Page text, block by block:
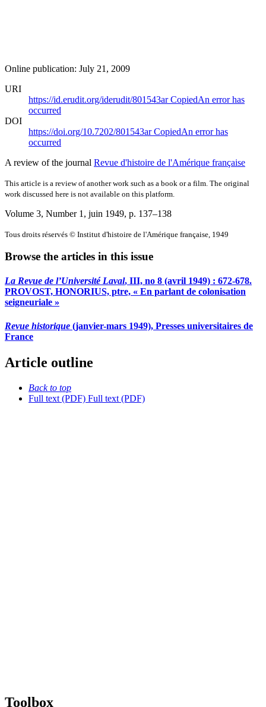
Online publication: July 21, 2009
URI
https://id.erudit.org/iderudit/801543arCopiedAn error has
occurred
DOI
https://doi.org/10.7202/801543arCopiedAn error has
occurred
A review of the journal Revue d'histoire de l'Amérique française
This article is a review of another work such as a book or a film. The original
work discussed here is not available on this platform.
Volume 3, Number 1, juin 1949, p. 137–138
Tous droits réservés © Institut d'histoire de l'Amérique française, 1949
Browse the articles in this issue
La Revue de l’Université Laval, III, no 8 (avril 1949) : 672-678.
PROVOST, HONORIUS, ptre, « En parlant de colonisation
seigneuriale »
Revue historique (janvier-mars 1949), Presses universitaires de
France
Article outline
Back to top
Full text (PDF) Full text (PDF)
Toolbox